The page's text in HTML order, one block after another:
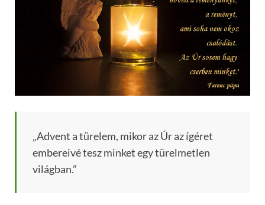
„Advent a türelem, mikor az Úr az ígéret
embereivé tesz minket egy türelmetlen
világban.”